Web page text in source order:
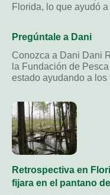
Florida, lo que ayudó
Pregúntale a Dani
Conozca a Dani Dani
la Fundación de
estado ayudando a
Retrospectiva en
fijara en el pantano